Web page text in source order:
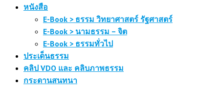
หนังสือ
E-Book > ธรรม วิทยาศาสตร์ รัฐศาสตร์
E-Book > นามธรรม – จิต
E-Book > ธรรมทั่วไป
ประเด็นธรรม
คลิป VDO และ คลิบภาพธรรม
กระดานสนทนา